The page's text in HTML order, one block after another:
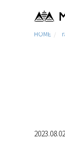
HOME